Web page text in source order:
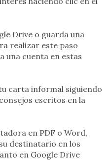
Drive o guarda una
realizar este paso
una cuenta en estas
carta informal siguiendo
escritos en la
en PDF o Word,
destinatario en los
en Google Drive